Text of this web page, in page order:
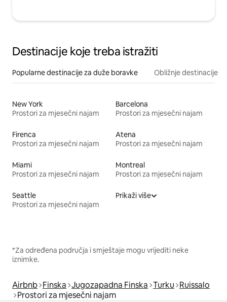
Destinacije koje treba istražiti
Popularne destinacije za duže boravke Obližnje destinacije
New York
Prostori za mjesečni najam
Barcelona
Prostori za mjesečni najam
Firenca
Prostori za mjesečni najam
Atena
Prostori za mjesečni najam
Miami
Prostori za mjesečni najam
Montreal
Prostori za mjesečni najam
Seattle
Prostori za mjesečni najam
Prikaži više
*Za određena područja i smještaje mogu vrijediti neke
iznimke.
Airbnb Finska Jugozapadna Finska Turku Ruissalo
Prostori za mjesečni najam